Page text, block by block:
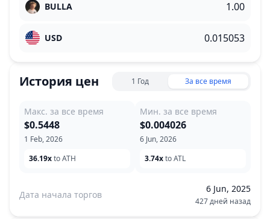
BULLA
USD
История цен 1 Год За все время
Макс. за все время
1 Feb, 2026
$0.5448
36.19xto ATH
Мин. за все время
6 Jun, 2026
$0.004026
3.74xto ATL
Дата начала торгов
6 Jun, 2025
427 дней назад